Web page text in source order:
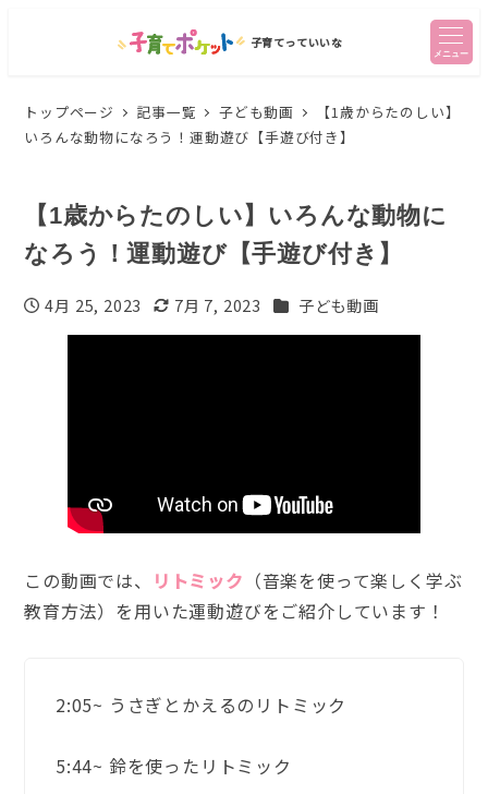
子育てっていいな
メニュー
トップページ 記事一覧 子ども動画
【1歳からたのしい】
いろんな動物になろう！運動遊び【手遊び付き】
【1歳からたのしい】いろんな動物に
なろう！運動遊び【手遊び付き】
投稿日
4月 25, 2023
更新日
7月 7, 2023 カテゴリー
子ども動画
この動画では、 リトミック （音楽を使って楽しく学ぶ
教育方法）を用いた運動遊びをご紹介しています！
2:05~ うさぎとかえるのリトミック
5:44~ 鈴を使ったリトミック